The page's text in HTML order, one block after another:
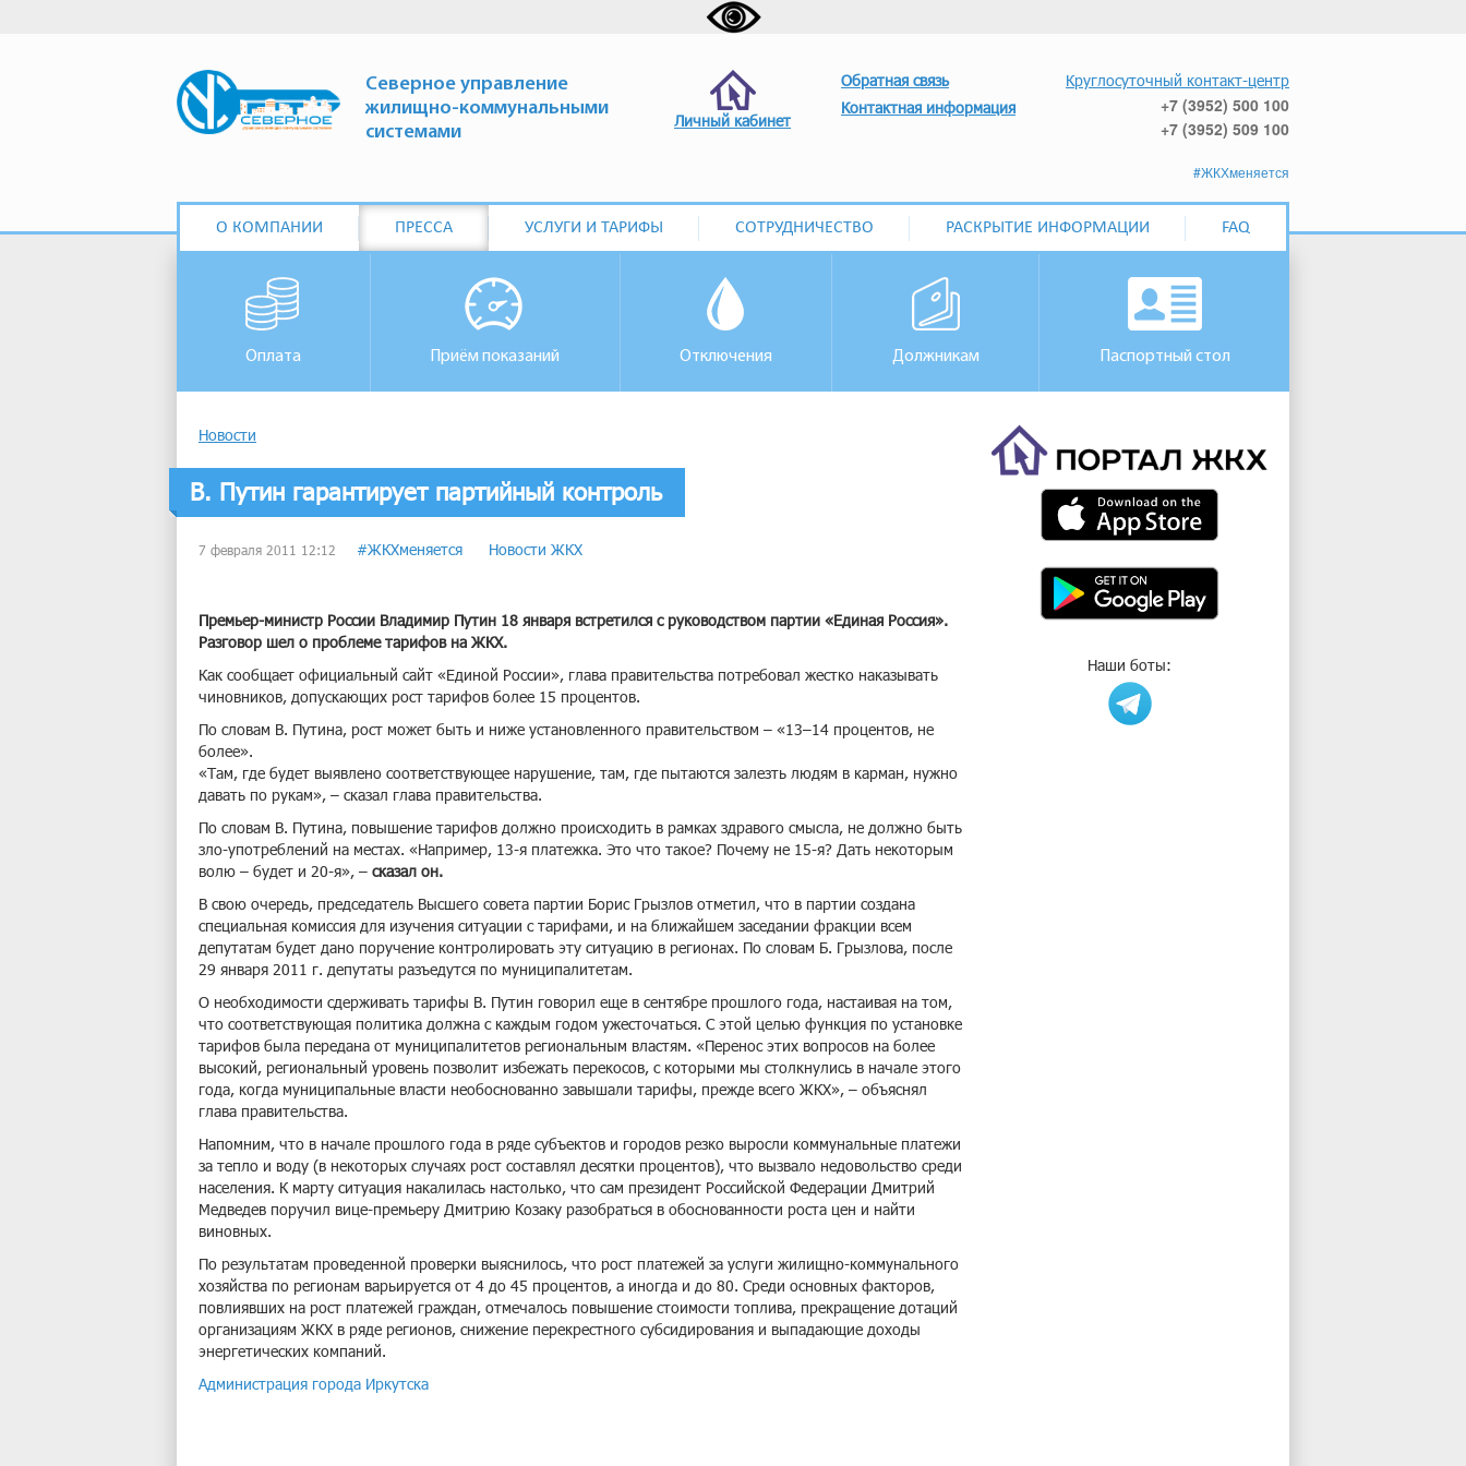
Северное управление
жилищно-коммунальными
системами
Личный кабинет
Обратная связь
Контактная информация
Круглосуточный контакт-центр
+7 (3952) 500 100
+7 (3952) 509 100
#ЖКХменяется
О КОМПАНИИ ПРЕССА УСЛУГИ И ТАРИФЫ СОТРУДНИЧЕСТВО РАСКРЫТИЕ ИНФОРМАЦИИ FAQ
Оплата Приём показаний Отключения Должникам Паспортный стол
Наши боты:
Новости
В. Путин гарантирует партийный контроль
7 февраля 2011 12:12 #ЖКХменяется Новости ЖКХ
Премьер-министр России Владимир Путин 18 января встретился с руководством партии «Единая Россия».
Разговор шел о проблеме тарифов на ЖКХ.
Как сообщает официальный сайт «Единой России», глава правительства потребовал жестко наказывать
чиновников, допускающих рост тарифов более 15 процентов.
По словам В. Путина, рост может быть и ниже установленного правительством – «13–14 процентов, не
более».
«Там, где будет выявлено соответствующее нарушение, там, где пытаются залезть людям в карман, нужно
давать по рукам», – сказал глава правительства.
По словам В. Путина, повышение тарифов должно происходить в рамках здравого смысла, не должно быть
зло-употреблений на местах. «Например, 13-я платежка. Это что такое? Почему не 15-я? Дать некоторым
волю – будет и 20-я», – сказал он.
В свою очередь, председатель Высшего совета партии Борис Грызлов отметил, что в партии создана
специальная комиссия для изучения ситуации с тарифами, и на ближайшем заседании фракции всем
депутатам будет дано поручение контролировать эту ситуацию в регионах. По словам Б. Грызлова, после
29 января 2011 г. депутаты разъедутся по муниципалитетам.
О необходимости сдерживать тарифы В. Путин говорил еще в сентябре прошлого года, настаивая на том,
что соответствующая политика должна с каждым годом ужесточаться. С этой целью функция по установке
тарифов была передана от муниципалитетов региональным властям. «Перенос этих вопросов на более
высокий, региональный уровень позволит избежать перекосов, с которыми мы столкнулись в начале этого
года, когда муниципальные власти необоснованно завышали тарифы, прежде всего ЖКХ», – объяснял
глава правительства.
Напомним, что в начале прошлого года в ряде субъектов и городов резко выросли коммунальные платежи
за тепло и воду (в некоторых случаях рост составлял десятки процентов), что вызвало недовольство среди
населения. К марту ситуация накалилась настолько, что сам президент Российской Федерации Дмитрий
Медведев поручил вице-премьеру Дмитрию Козаку разобраться в обоснованности роста цен и найти
виновных.
По результатам проведенной проверки выяснилось, что рост платежей за услуги жилищно-коммунального
хозяйства по регионам варьируется от 4 до 45 процентов, а иногда и до 80. Среди основных факторов,
повлиявших на рост платежей граждан, отмечалось повышение стоимости топлива, прекращение дотаций
организациям ЖКХ в ряде регионов, снижение перекрестного субсидирования и выпадающие доходы
энергетических компаний.
Администрация города Иркутска